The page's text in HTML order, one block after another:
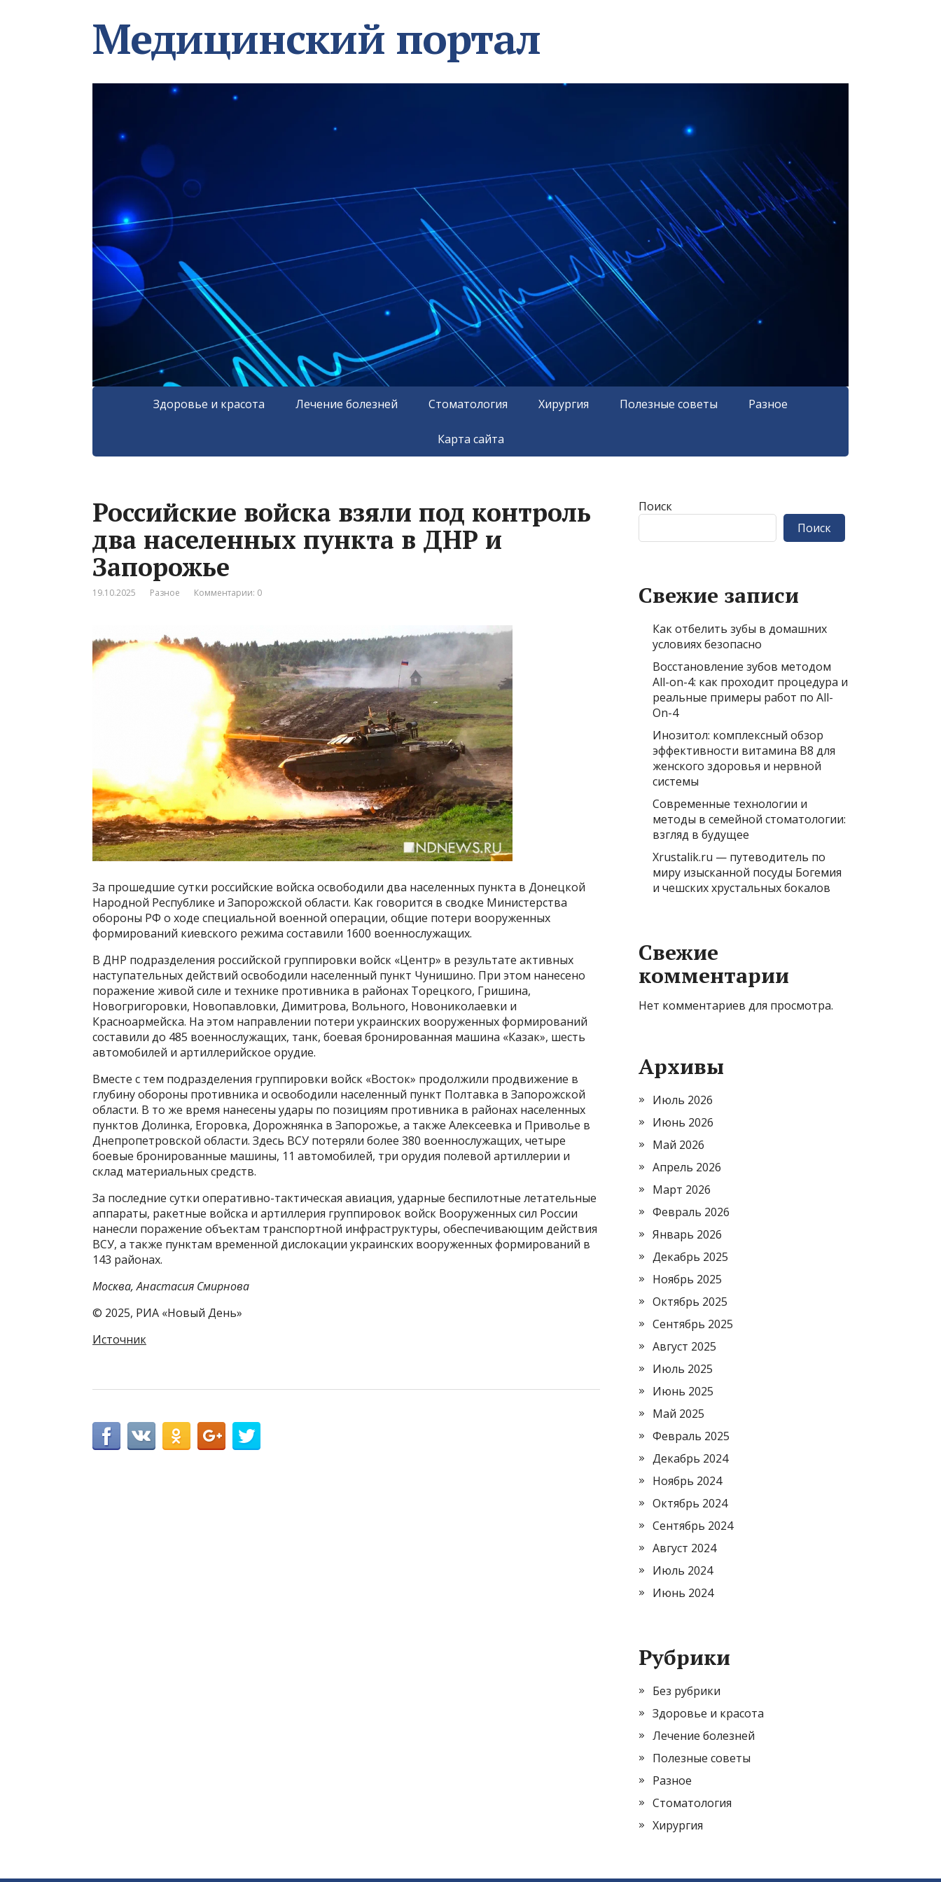
Медицинский портал
Здоровье и красота Лечение болезней Стоматология Хирургия Полезные советы Разное
Карта сайта
Российские войска взяли под контроль
два населенных пункта в ДНР и
Запорожье
19.10.2025 Разное Комментарии: 0
За прошедшие сутки российские войска освободили два населенных пункта в Донецкой
Народной Республике и Запорожской области. Как говорится в сводке Министерства
обороны РФ о ходе специальной военной операции, общие потери вооруженных
формирований киевского режима составили 1600 военнослужащих.
В ДНР подразделения российской группировки войск «Центр» в результате активных
наступательных действий освободили населенный пункт Чунишино. При этом нанесено
поражение живой силе и технике противника в районах Торецкого, Гришина,
Новогригоровки, Новопавловки, Димитрова, Вольного, Новониколаевки и
Красноармейска. На этом направлении потери украинских вооруженных формирований
составили до 485 военнослужащих, танк, боевая бронированная машина «Казак», шесть
автомобилей и артиллерийское орудие.
Вместе с тем подразделения группировки войск «Восток» продолжили продвижение в
глубину обороны противника и освободили населенный пункт Полтавка в Запорожской
области. В то же время нанесены удары по позициям противника в районах населенных
пунктов Долинка, Егоровка, Дорожнянка в Запорожье, а также Алексеевка и Приволье в
Днепропетровской области. Здесь ВСУ потеряли более 380 военнослужащих, четыре
боевые бронированные машины, 11 автомобилей, три орудия полевой артиллерии и
склад материальных средств.
За последние сутки оперативно-тактическая авиация, ударные беспилотные летательные
аппараты, ракетные войска и артиллерия группировок войск Вооруженных сил России
нанесли поражение объектам транспортной инфраструктуры, обеспечивающим действия
ВСУ, а также пунктам временной дислокации украинских вооруженных формирований в
143 районах.
Москва, Анастасия Смирнова
© 2025, РИА «Новый День»
Источник
Поиск
Поиск
Свежие записи
Как отбелить зубы в домашних
условиях безопасно
Восстановление зубов методом
All-on-4: как проходит процедура и
реальные примеры работ по All-
On-4
Инозитол: комплексный обзор
эффективности витамина B8 для
женского здоровья и нервной
системы
Современные технологии и
методы в семейной стоматологии:
взгляд в будущее
Xrustalik.ru — путеводитель по
миру изысканной посуды Богемия
и чешских хрустальных бокалов
Свежие
комментарии
Нет комментариев для просмотра.
Архивы
Июль 2026
Июнь 2026
Май 2026
Апрель 2026
Март 2026
Февраль 2026
Январь 2026
Декабрь 2025
Ноябрь 2025
Октябрь 2025
Сентябрь 2025
Август 2025
Июль 2025
Июнь 2025
Май 2025
Февраль 2025
Декабрь 2024
Ноябрь 2024
Октябрь 2024
Сентябрь 2024
Август 2024
Июль 2024
Июнь 2024
Рубрики
Без рубрики
Здоровье и красота
Лечение болезней
Полезные советы
Разное
Стоматология
Хирургия